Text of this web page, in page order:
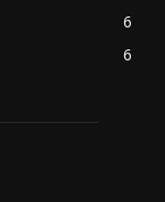
6
6